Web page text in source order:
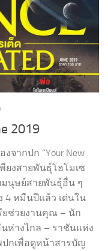
2019
องจากปก “Your New
ยงสายพันธุ์โฮโมเซ
มนุษย์สายพันธุ์อื่น ๆ
4 หมืนปีแล้ว เด่นใน
ยช่วยงานคุณ – นัก
ห่างไกล – ราชันแห่ง
กเพื่อดูหน้าสารบัญ